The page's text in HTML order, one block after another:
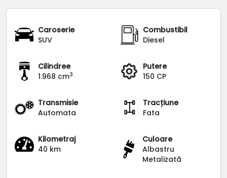
Caroserie
SUV
Combustibil
Diesel
Cilindree
1.968 cm3
Putere
150 CP
Transmisie
Automata
Tracțiune
Fata
Kilometraj
40 km
Culoare
Albastru
Metalizată